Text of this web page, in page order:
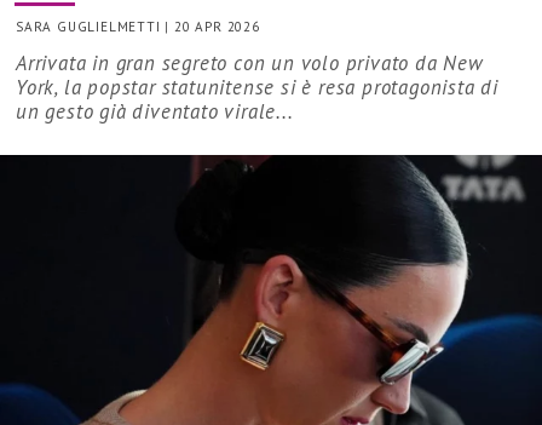
SARA GUGLIELMETTI |20 APR 2026
Arrivata in gran segreto con un volo privato da New
York, la popstar statunitense si è resa protagonista di
un gesto già diventato virale...